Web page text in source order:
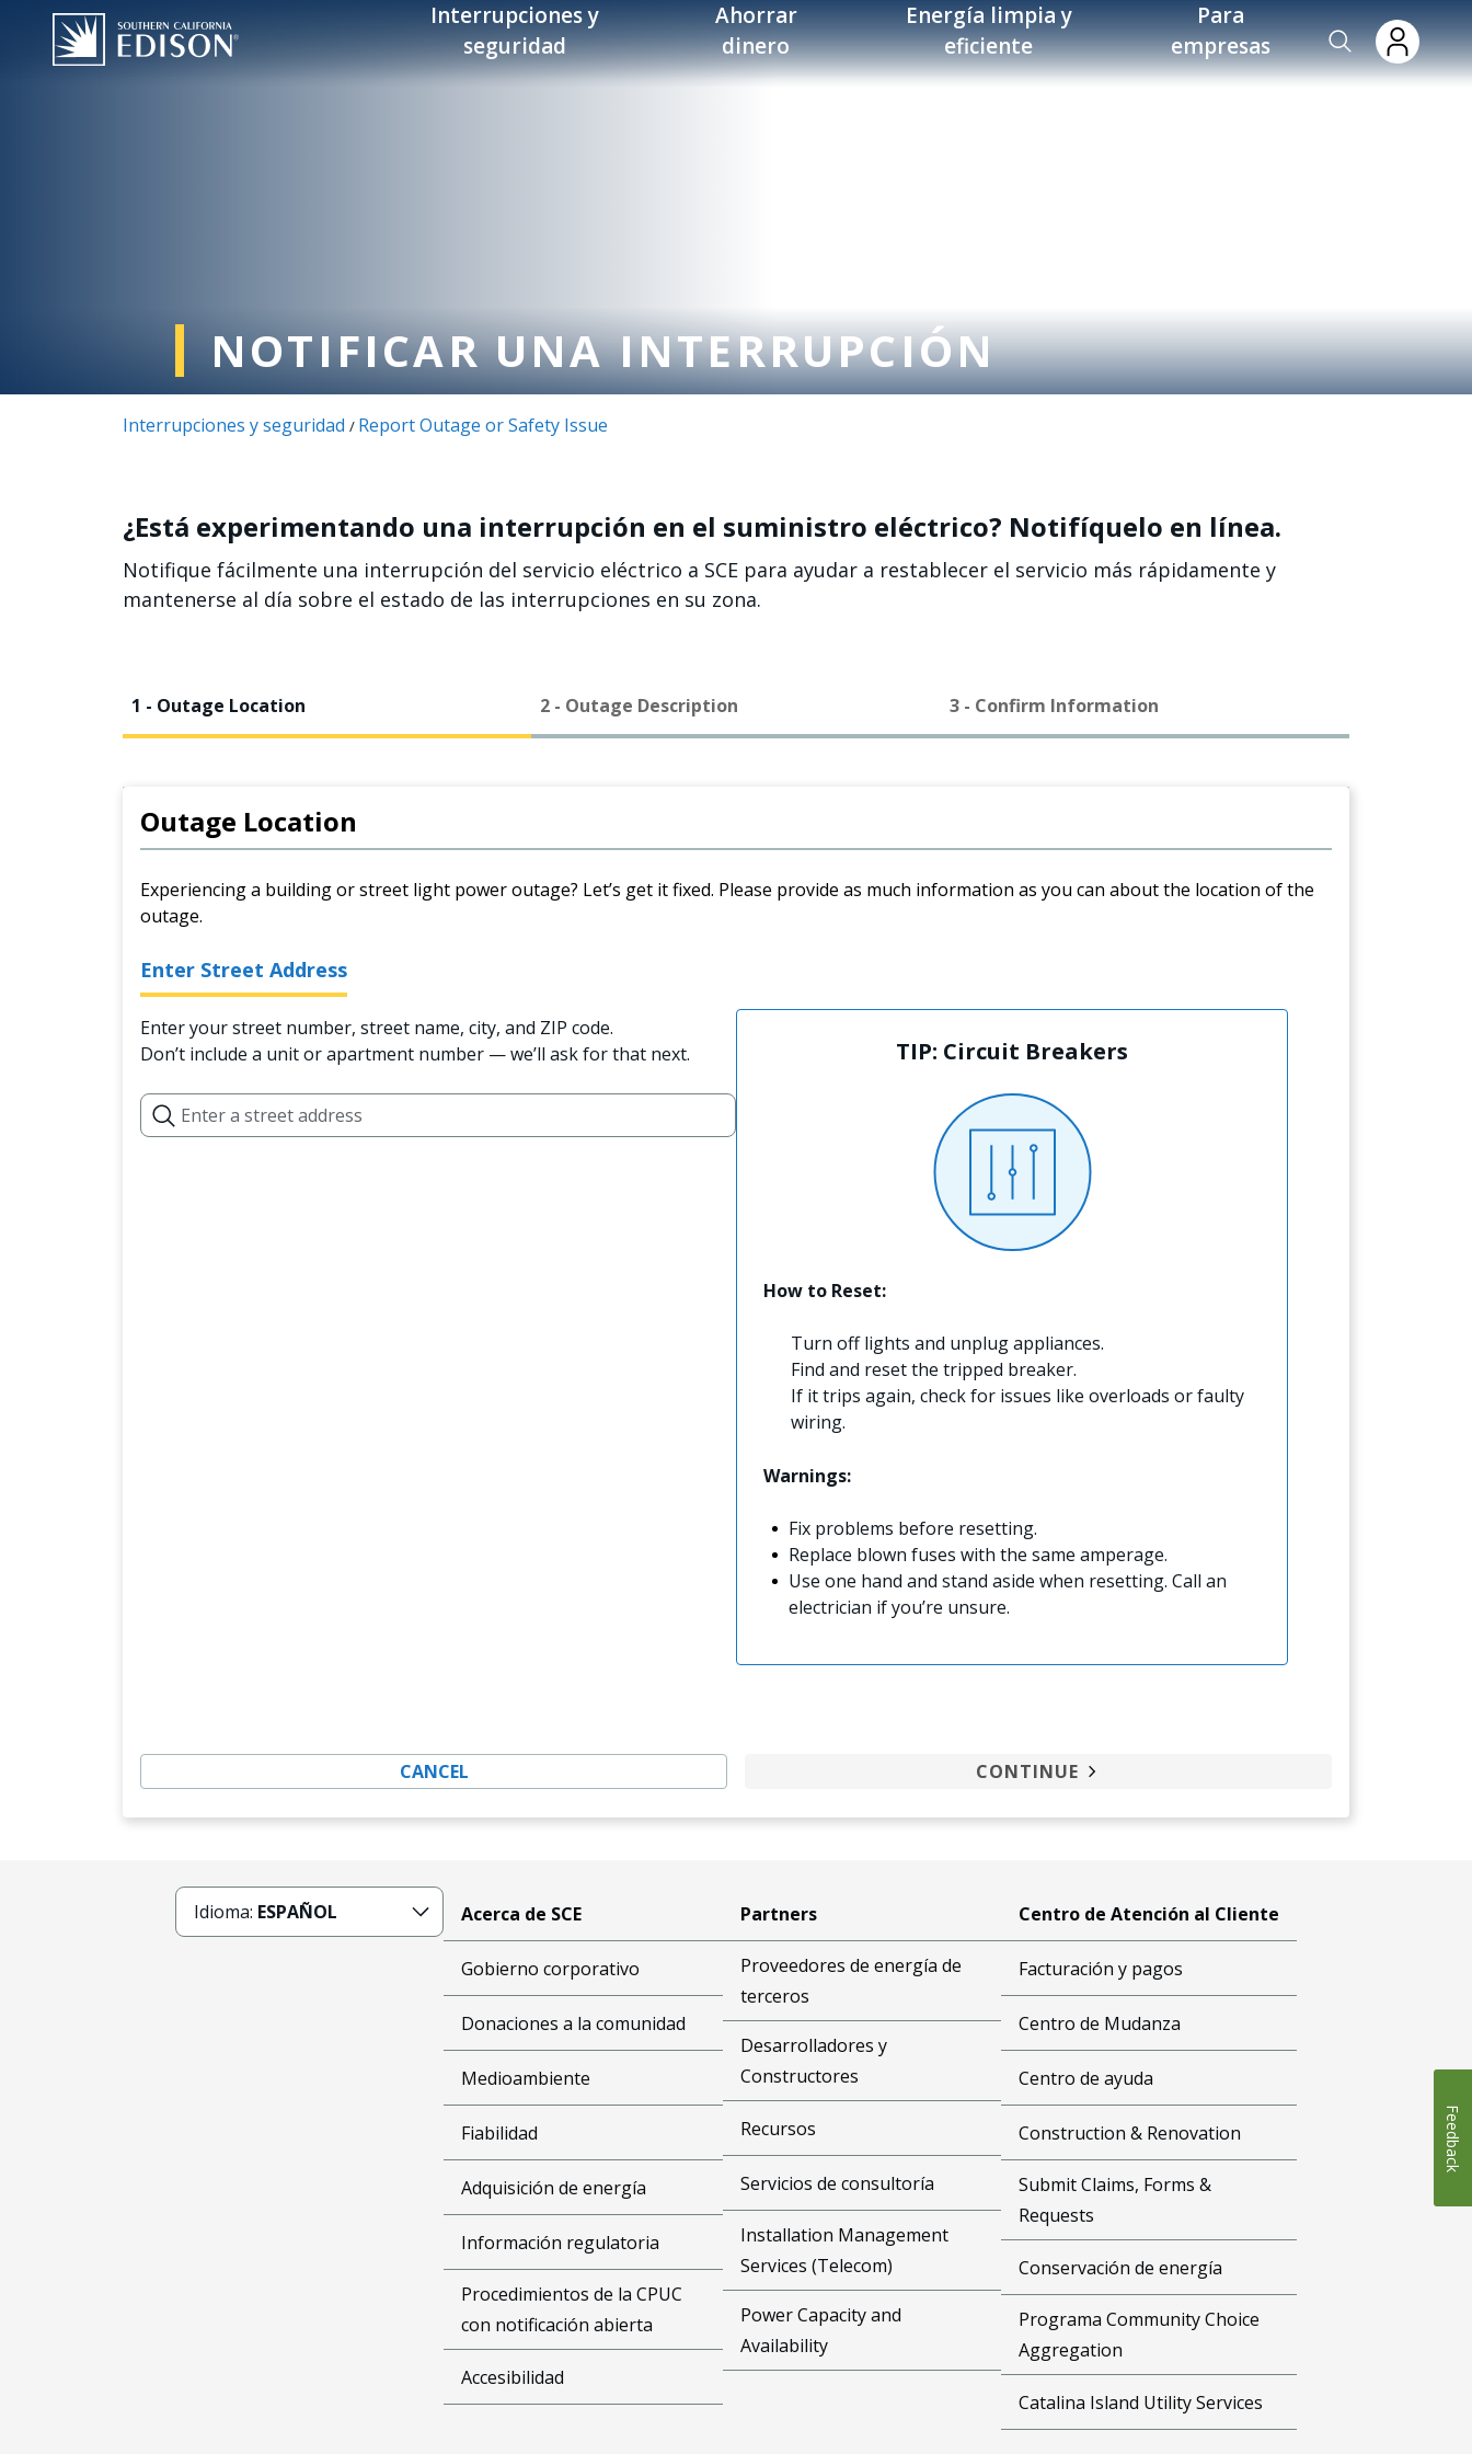
Pasar al contenido principal
Interrupciones y
seguridad
Ahorrar
dinero
Energía limpia y
eficiente
Para
empresas
NOTIFICAR UNA INTERRUPCIÓN
Interrupciones y seguridad / Report Outage or Safety Issue
¿Está experimentando una interrupción en el suministro eléctrico? Notifíquelo en línea.
Notifique fácilmente una interrupción del servicio eléctrico a SCE para ayudar a restablecer el servicio más rápidamente y
mantenerse al día sobre el estado de las interrupciones en su zona.
1 - Outage Location 2 - Outage Description 3 - Confirm Information
Outage Location
Experiencing a building or street light power outage? Let’s get it fixed. Please provide as much information as you can about the location of the
outage.
Enter Street Address
Enter your street number, street name, city, and ZIP code.
Don’t include a unit or apartment number — we’ll ask for that next.
TIP: Circuit Breakers
How to Reset:
Turn off lights and unplug appliances.
Find and reset the tripped breaker.
If it trips again, check for issues like overloads or faulty
wiring.
Warnings:
Fix problems before resetting.
Replace blown fuses with the same amperage.
Use one hand and stand aside when resetting. Call an
electrician if you’re unsure.
CANCEL CONTINUE
Idioma: ESPAÑOL Acerca de SCE
Gobierno corporativo
Donaciones a la comunidad
Medioambiente
Fiabilidad
Adquisición de energía
Información regulatoria
Procedimientos de la CPUC
con notificación abierta
Accesibilidad
Partners
Proveedores de energía de
terceros
Desarrolladores y
Constructores
Recursos
Servicios de consultoría
Installation Management
Services (Telecom)
Power Capacity and
Availability
Centro de Atención al Cliente
Facturación y pagos
Centro de Mudanza
Centro de ayuda
Construction & Renovation
Submit Claims, Forms &
Requests
Conservación de energía
Programa Community Choice
Aggregation
Catalina Island Utility Services
Feedback